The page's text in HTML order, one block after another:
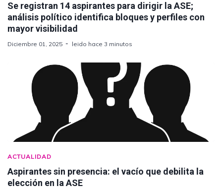
Se registran 14 aspirantes para dirigir la ASE;
análisis político identifica bloques y perfiles con
mayor visibilidad
Diciembre 01, 2025 leido hace 3 minutos
ACTUALIDAD
Aspirantes sin presencia: el vacío que debilita la
elección en la ASE